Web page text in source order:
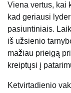
Viena vertus, kai
kad geriausi
pasiuntiniais.
iš užsienio
mažiau prieigą
kreiptųsi į
Ketvirtadienio